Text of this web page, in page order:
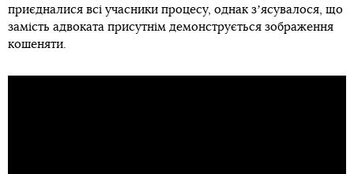
приєдналися всі учасники процесу, однак зʼясувалося, що
замість адвоката присутнім демонструється зображення
кошеняти.